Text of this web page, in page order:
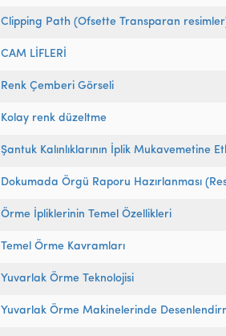
Clipping Path (Ofsette Transparan
CAM LİFLERİ
Renk Çemberi Görseli
Kolay renk düzeltme
Şantuk Kalınlıklarının İplik Mukavemetine
Dokumada Örgü Raporu Hazırlanması
Örme İpliklerinin Temel Özellikleri
Temel Örme Kavramları
Yuvarlak Örme Teknolojisi
Yuvarlak Örme Makinelerinde